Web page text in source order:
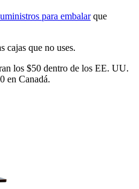
para embalarque
cajas que no uses.
los $50 dentro de los EE. UU.
en Canadá.